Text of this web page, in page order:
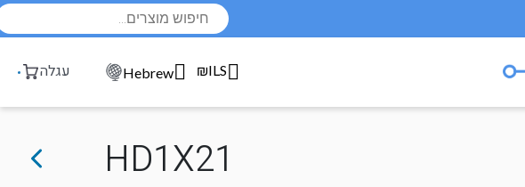
עגלה Hebrew ₪ILS
HD1X21